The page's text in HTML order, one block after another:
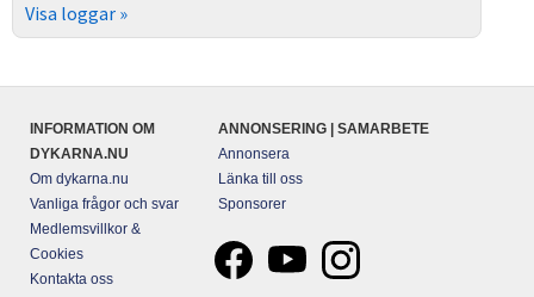
Visa loggar »
INFORMATION OM
DYKARNA.NU
Om dykarna.nu
Vanliga frågor och svar
Medlemsvillkor &
Cookies
Kontakta oss
ANNONSERING | SAMARBETE
Annonsera
Länka till oss
Sponsorer